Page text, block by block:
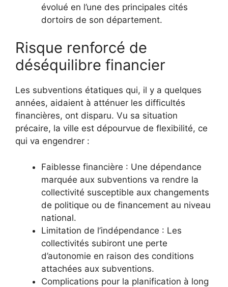
évolué en l’une des principales cités
dortoirs de son département.
Risque renforcé de
déséquilibre financier
Les subventions étatiques qui, il y a quelques
années, aidaient à atténuer les difficultés
financières, ont disparu. Vu sa situation
précaire, la ville est dépourvue de flexibilité, ce
qui va engendrer :
Faiblesse financière : Une dépendance
marquée aux subventions va rendre la
collectivité susceptible aux changements
de politique ou de financement au niveau
national.
Limitation de l’indépendance : Les
collectivités subiront une perte
d’autonomie en raison des conditions
attachées aux subventions.
Complications pour la planification à long